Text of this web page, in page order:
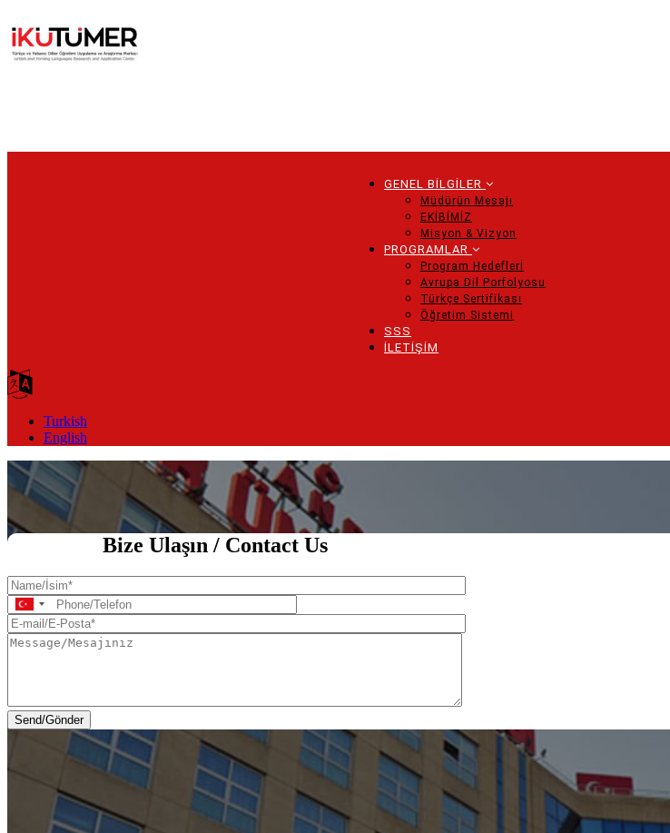
içeriğe
atla
navigation
GENEL BİLGİLER
Müdürün Mesajı
EKİBİMİZ
Misyon & Vizyon
PROGRAMLAR
Program Hedeflerİ
Avrupa Dil Porfolyosu
Türkçe Sertifikası
Öğretim Sistemi
SSS
İLETİŞİM
Turkish
English
Ana Sayfa
Bize Ulaşın / Contact Us
Name/
İsim
Phone/Telefon
E-
mail/E-
Message/Mesajınız